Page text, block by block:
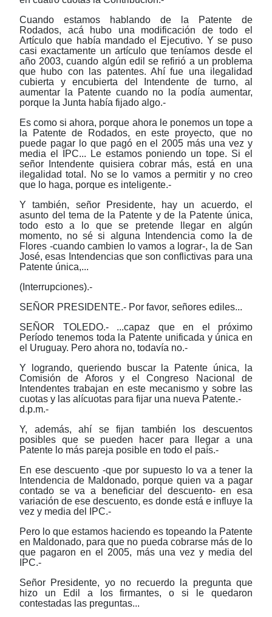
Cuando estamos hablando de la Patente de
Rodados, acá hubo una modificación de todo el
Artículo que había mandado el Ejecutivo. Y se puso
casi exactamente un artículo que teníamos desde el
año 2003, cuando algún edil se refirió a un problema
que hubo con las patentes. Ahí fue una ilegalidad
cubierta y encubierta del Intendente de turno, al
aumentar la Patente cuando no la podía aumentar,
porque la Junta había fijado algo.-
Es como si ahora, porque ahora le ponemos un tope a
la Patente de Rodados, en este proyecto, que no
puede pagar lo que pagó en el 2005 más una vez y
media el IPC... Le estamos poniendo un tope. Si el
señor Intendente quisiera cobrar más, está en una
ilegalidad total. No se lo vamos a permitir y no creo
que lo haga, porque es inteligente.-
Y también, señor Presidente, hay un acuerdo, el
asunto del tema de la Patente y de la Patente única,
todo esto a lo que se pretende llegar en algún
momento, no sé si alguna Intendencia como la de
Flores -cuando cambien lo vamos a lograr-, la de San
José, esas Intendencias que son conflictivas para una
Patente única,...
(Interrupciones).-
SEÑOR PRESIDENTE.- Por favor, señores ediles...
SEÑOR TOLEDO.- ...capaz que en el próximo
Período tenemos toda la Patente unificada y única en
el Uruguay. Pero ahora no, todavía no.-
Y logrando, queriendo buscar la Patente única, la
Comisión de Aforos y el Congreso Nacional de
Intendentes trabajan en este mecanismo y sobre las
cuotas y las alícuotas para fijar una nueva Patente.-
d.p.m.-
Y, además, ahí se fijan también los descuentos
posibles que se pueden hacer para llegar a una
Patente lo más pareja posible en todo el país.-
En ese descuento -que por supuesto lo va a tener la
Intendencia de Maldonado, porque quien va a pagar
contado se va a beneficiar del descuento- en esa
variación de ese descuento, es donde está e influye la
vez y media del IPC.-
Pero lo que estamos haciendo es topeando la Patente
en Maldonado, para que no pueda cobrarse más de lo
que pagaron en el 2005, más una vez y media del
IPC.-
Señor Presidente, yo no recuerdo la pregunta que
hizo un Edil a los firmantes, o si le quedaron
contestadas las preguntas...